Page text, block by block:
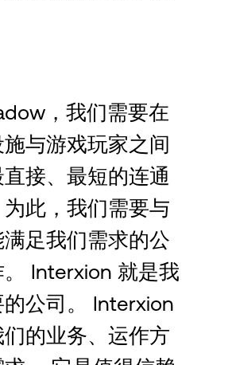
，我们需要在
与游戏玩家之间
接、最短的连通
此，我们需要与
足我们需求的公
Interxion 就是我
公司。 Interxion
们的业务、运作方